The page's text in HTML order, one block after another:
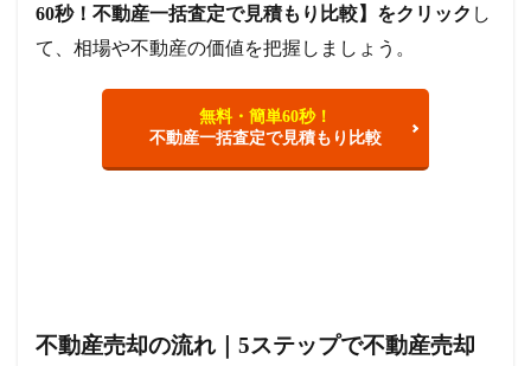
60秒！不動産一括査定で見積もり比較】をクリック し
て、相場や不動産の価値を把握しましょう。
無料・簡単60秒！
不動産一括査定で見積もり比較
不動産売却の流れ｜5ステップで不動産売却